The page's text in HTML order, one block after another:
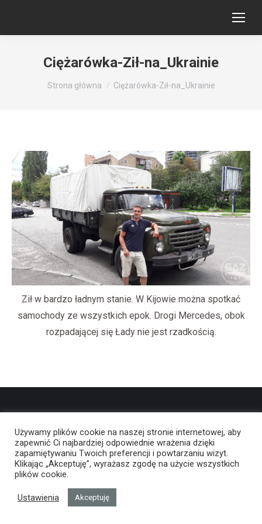
Ciężarówka-Ził-na_Ukrainie
Jesteś tutaj:
Strona główna Ciężarówka-Ził-na_Ukrainie
Ził w bardzo ładnym stanie. W Kijowie można spotkać
samochody ze wszystkich epok. Drogi Mercedes, obok
rozpadającej się Łady nie jest rzadkością.
Używamy plików cookie na naszej stronie internetowej, aby
zapewnić Ci najbardziej odpowiednie wrażenia dzięki
zapamiętywaniu Twoich preferencji i powtarzaniu wizyt.
Klikając „Akceptuję”, wyrażasz zgodę na użycie wszystkich
plików cookie.
Ustawienia Akceptuję